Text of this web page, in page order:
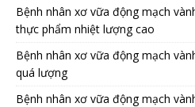
Bệnh nhân xơ vữa động mạch
thực phẩm nhiệt lượng cao
Bệnh nhân xơ vữa động mạch
quá lượng
Bệnh nhân xơ vữa động mạch